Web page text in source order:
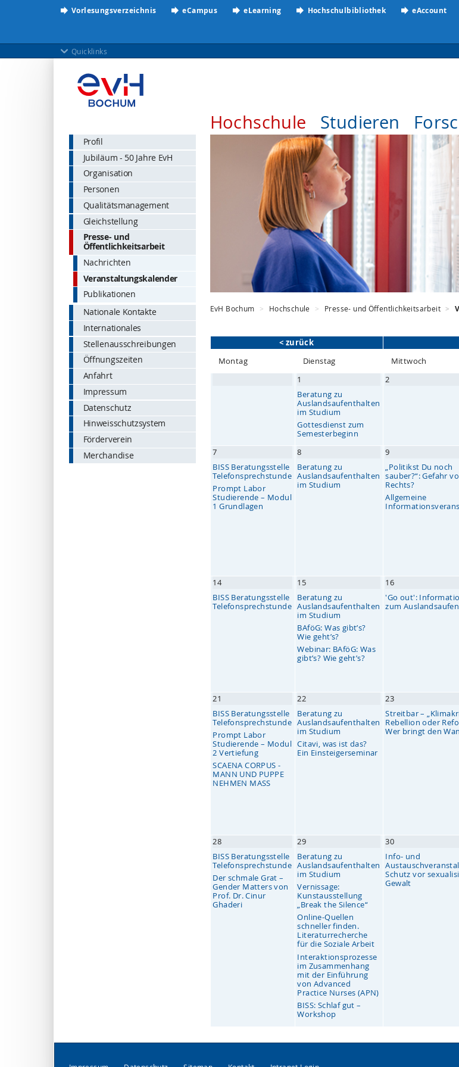
Vorlesungsverzeichnis eCampus eLearning Hochschulbibliothek eAccount
Quicklinks
Hochschule Studieren
Profil
Jubiläum - 50 Jahre EvH
Organisation
Personen
Qualitätsmanagement
Gleichstellung
Presse- und
Öffentlichkeitsarbeit
Nachrichten
Veranstaltungskalender
Publikationen
Nationale Kontakte
Internationales
Stellenausschreibungen
Öffnungszeiten
Anfahrt
Impressum
Datenschutz
Hinweisschutzsystem
Förderverein
Merchandise
EvH Bochum Hochschule Presse- und Öffentlichkeitsarbeit
< zurück
Montag Dienstag Mittwoch
1
Beratung zu
Auslandsaufenthalten
im Studium
Gottesdienst zum
Semesterbeginn
2
7
BISS Beratungsstelle
Telefonsprechstunde
Prompt Labor
Studierende – Modul
1 Grundlagen
8
Beratung zu
Auslandsaufenthalten
im Studium
9
„Politikst Du noch
sauber?“: Gefahr
Rechts?
Allgemeine
14
BISS Beratungsstelle
Telefonsprechstunde
15
Beratung zu
Auslandsaufenthalten
im Studium
BAföG: Was gibt’s?
Wie geht’s?
Webinar: BAföG: Was
gibt’s? Wie geht’s?
16
'Go out':
zum
21
BISS Beratungsstelle
Telefonsprechstunde
Prompt Labor
Studierende – Modul
2 Vertiefung
SCAENA CORPUS -
MANN UND PUPPE
NEHMEN MASS
22
Beratung zu
Auslandsaufenthalten
im Studium
Citavi, was ist das?
Ein Einsteigerseminar
23
Streitbar –
Rebellion oder
Wer bringt den
28
BISS Beratungsstelle
Telefonsprechstunde
Der schmale Grat –
Gender Matters von
Prof. Dr. Cinur
Ghaderi
29
Beratung zu
Auslandsaufenthalten
im Studium
Vernissage:
Kunstausstellung
„Break the Silence“
Online-Quellen
schneller finden.
Literaturrecherche
für die Soziale Arbeit
Interaktionsprozesse
im Zusammenhang
mit der Einführung
von Advanced
Practice Nurses (APN)
BISS: Schlaf gut –
Workshop
30
Info- und
Schutz vor
Gewalt